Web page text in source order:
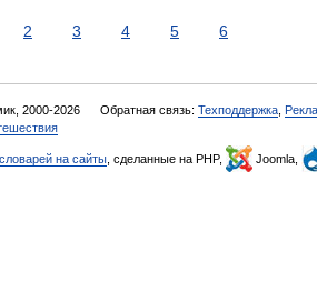
2 3 4 5 6
2000-2026 Обратная связь: Техподдержка
на сайты , сделанные на PHP, Joomla,